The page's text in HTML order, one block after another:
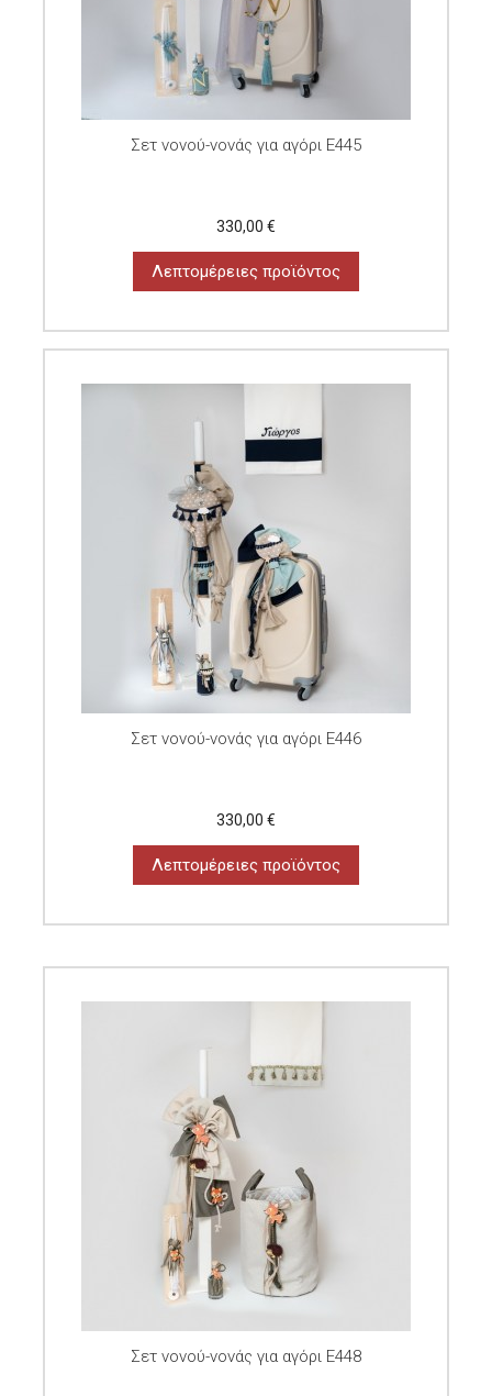
Σετ νονού-νονάς για αγόρι E445
330,00 €
Λεπτομέρειες προϊόντος
Σετ νονού-νονάς για αγόρι E446
330,00 €
Λεπτομέρειες προϊόντος
Σετ νονού-νονάς για αγόρι E448